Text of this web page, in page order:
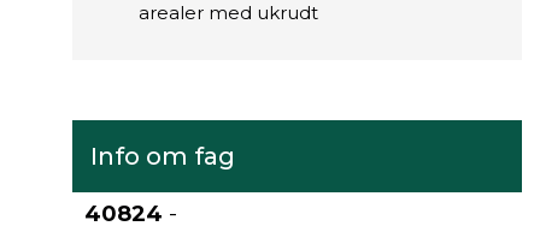
arealer med ukrudt
Info om fag
40824 -